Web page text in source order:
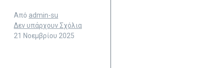
Από admin-su
Δεν υπάρχουν Σχόλια
21 Νοεμβρίου 2025